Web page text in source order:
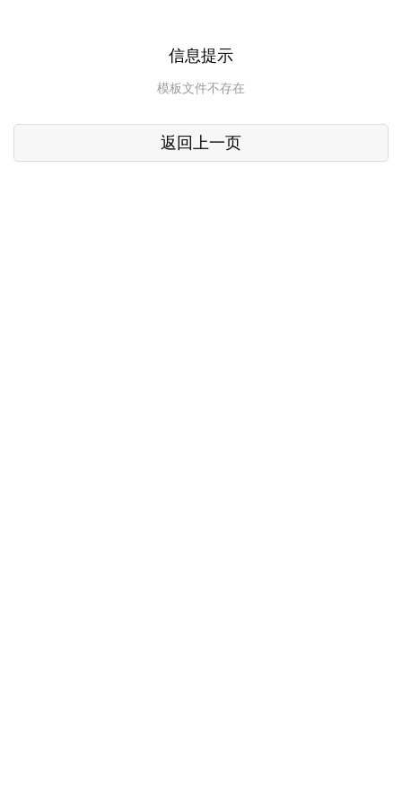
信息提示
模板文件不存在
返回上一页